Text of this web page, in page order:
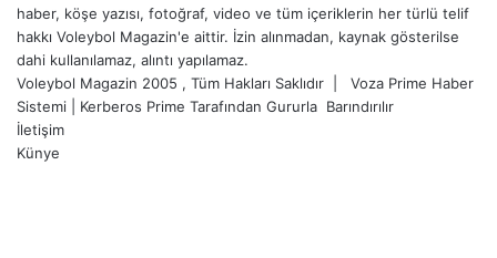
haber, köşe yazısı, fotoğraf, video ve tüm içeriklerin her türlü telif
hakkı Voleybol Magazin'e aittir. İzin alınmadan, kaynak gösterilse
dahi kullanılamaz, alıntı yapılamaz.
Voleybol Magazin 2005 , Tüm Hakları Saklıdır | Voza Prime Haber
Sistemi
Kerberos Prime Tarafından Gururla Barındırılır
İletişim
Künye